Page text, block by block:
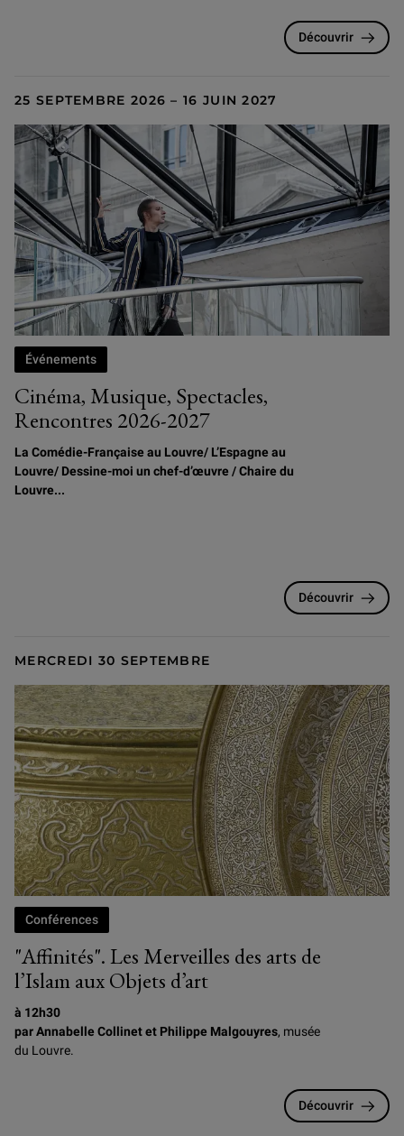
Découvrir
25 SEPTEMBRE 2026 – 16 JUIN 2027
Cinéma, Musique, Spectacles,
Rencontres 2026-2027
Événements
La Comédie-Française au Louvre/ L’Espagne au
Louvre/ Dessine-moi un chef-d’œuvre / Chaire du
Louvre...
Découvrir
MERCREDI 30 SEPTEMBRE
"Affinités". Les Merveilles des arts de
l’Islam aux Objets d’art
Conférences
à 12h30
par Annabelle Collinet et Philippe Malgouyres, musée
du Louvre.
Découvrir